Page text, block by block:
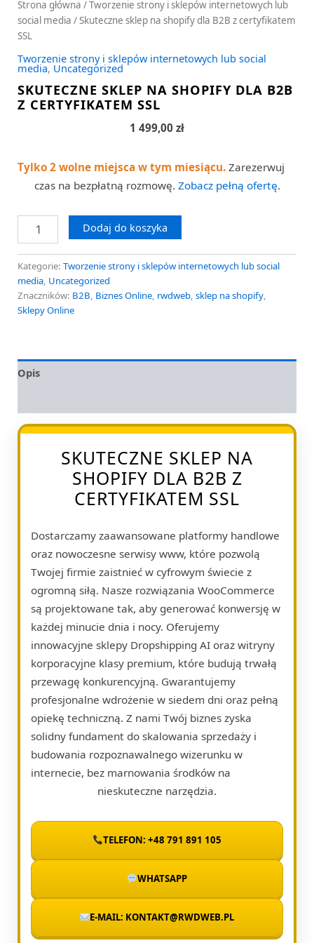
Strona główna /Tworzenie strony i sklepów internetowych lub
social media / Skuteczne sklep na shopify dla B2B z certyfikatem
SSL
Tworzenie strony i sklepów internetowych lub social
media, Uncategorized
SKUTECZNE SKLEP NA SHOPIFY DLA B2B
Z CERTYFIKATEM SSL
1 499,00 zł
Tylko 2 wolne miejsca w tym miesiącu. Zarezerwuj
czas na bezpłatną rozmowę. Zobacz pełną ofertę.
Dodaj do koszyka
Kategorie: Tworzenie strony i sklepów internetowych lub social
media, Uncategorized
Znaczników: B2B, Biznes Online, rwdweb, sklep na shopify,
Sklepy Online
Opis
SKUTECZNE SKLEP NA
SHOPIFY DLA B2B Z
CERTYFIKATEM SSL
Dostarczamy zaawansowane platformy handlowe
oraz nowoczesne serwisy www, które pozwolą
Twojej firmie zaistnieć w cyfrowym świecie z
ogromną siłą. Nasze rozwiązania WooCommerce
są projektowane tak, aby generować konwersję w
każdej minucie dnia i nocy. Oferujemy
innowacyjne sklepy Dropshipping AI oraz witryny
korporacyjne klasy premium, które budują trwałą
przewagę konkurencyjną. Gwarantujemy
profesjonalne wdrożenie w siedem dni oraz pełną
opiekę techniczną. Z nami Twój biznes zyska
solidny fundament do skalowania sprzedaży i
budowania rozpoznawalnego wizerunku w
internecie, bez marnowania środków na
nieskuteczne narzędzia.
TELEFON: +48 791 891 105
WHATSAPP
E-MAIL: KONTAKT@RWDWEB.PL